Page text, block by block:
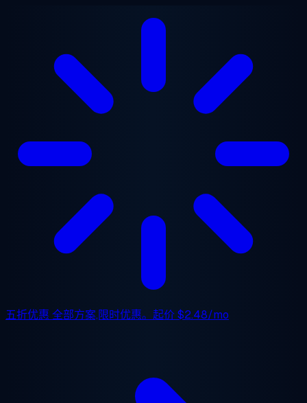
五折优惠 全部方案,限时优惠。起价$2.48/mo